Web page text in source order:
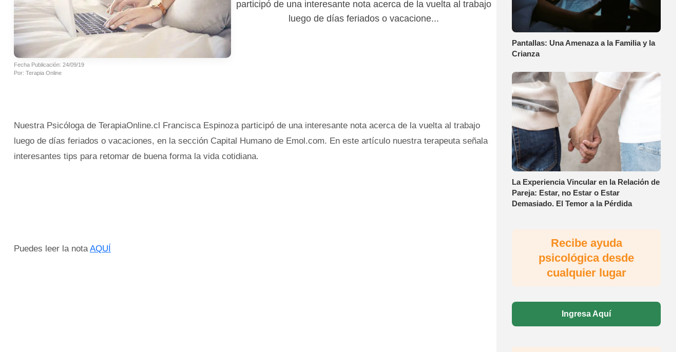
Fecha Publicación: 24/09/19
Por: Terapia Online
participó de una interesante nota acerca de la vuelta al trabajo
luego de días feriados o vacacione...
Nuestra Psicóloga de TerapiaOnline.cl Francisca Espinoza participó de una interesante nota acerca de la vuelta al trabajo
luego de días feriados o vacaciones, en la sección Capital Humano de Emol.com. En este artículo nuestra terapeuta señala
interesantes tips para retomar de buena forma la vida cotidiana.
Puedes leer la notaAQUÍ
Pantallas: Una Amenaza a la Familia y la
Crianza
La Experiencia Vincular en la Relación de
Pareja: Estar, no Estar o Estar
Demasiado. El Temor a la Pérdida
Recibe ayuda
psicológica desde
cualquier lugar
Ingresa Aquí